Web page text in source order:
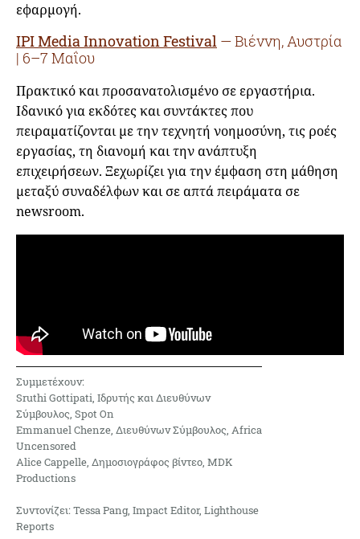
εφαρμογή.
IPI Media Innovation Festival — Βιέννη, Αυστρία
| 6–7 Μαΐου
Πρακτικό και προσανατολισμένο σε εργαστήρια.
Ιδανικό για εκδότες και συντάκτες που
πειραματίζονται με την τεχνητή νοημοσύνη, τις ροές
εργασίας, τη διανομή και την ανάπτυξη
επιχειρήσεων. Ξεχωρίζει για την έμφαση στη μάθηση
μεταξύ συναδέλφων και σε απτά πειράματα σε
newsroom.
Συμμετέχουν:
Sruthi Gottipati, Ιδρυτής και Διευθύνων
Σύμβουλος, Spot On
Emmanuel Chenze, Διευθύνων Σύμβουλος, Africa
Uncensored
Alice Cappelle, Δημοσιογράφος βίντεο, MDK
Productions
Συντονίζει: Tessa Pang, Impact Editor, Lighthouse
Reports